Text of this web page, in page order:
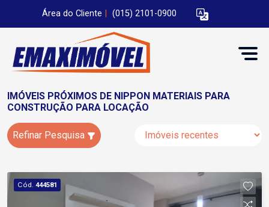
Área do Cliente (015) 2101-0900
IMÓVEIS PRÓXIMOS DE NIPPON MATERIAIS PARA
CONSTRUÇÃO PARA LOCAÇÃO
Refinar Pesquisa
Cód. 444581